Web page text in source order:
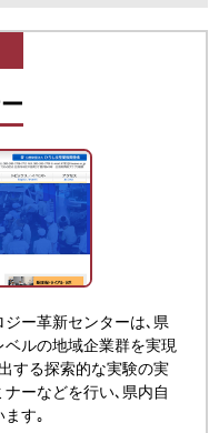
ー革新センターは､県
ルの地域企業群を実現
する探索的な実験の実
ーなどを行い､県内自
す｡